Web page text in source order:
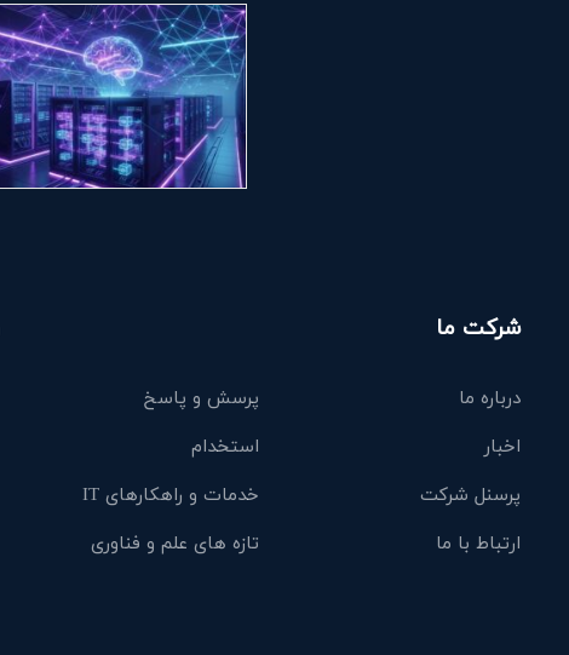
شرکت ما
درباره ما
پرسش و پاسخ
اخبار
استخدام
پرسنل شرکت
خدمات و راهکارهای IT
ارتباط با ما
تازه های علم و فناوری